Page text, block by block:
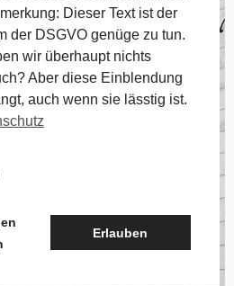
Dieser Text ist der
der DSGVO genüge zu tun.
wir überhaupt nichts
Aber diese Einblendung
auch wenn sie lässtig ist.
Erlauben